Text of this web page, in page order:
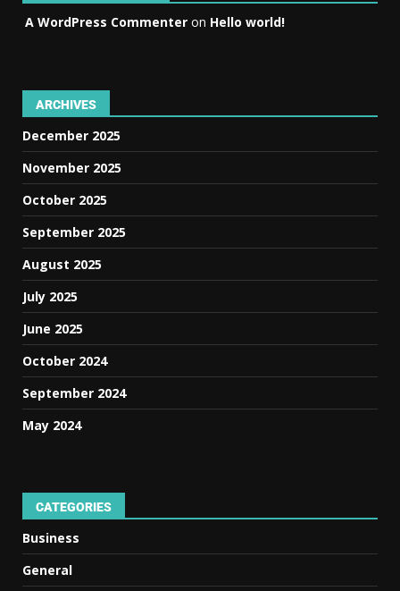
A WordPress Commenter on Hello world!
ARCHIVES
December 2025
November 2025
October 2025
September 2025
August 2025
July 2025
June 2025
October 2024
September 2024
May 2024
CATEGORIES
Business
General